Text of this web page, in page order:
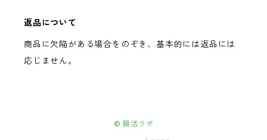
返品について
商品に欠陥がある場合をのぞき、基本的には返品には
応じません。
© 腸活ラボ